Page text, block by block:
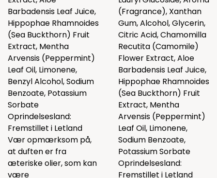
Barbadensis Leaf Juice,
Hippophae Rhamnoides
(Sea Buckthorn) Fruit
Extract, Mentha
Arvensis (Peppermint)
Leaf Oil, Limonene,
Benzyl Alcohol, Sodium
Benzoate, Potassium
Sorbate
Oprindelsesland:
Fremstillet i Letland
Vær opmærksom på,
at duften er fra
æteriske olier, som kan
være
(Fragrance), Xanthan
Gum, Alcohol, Glycerin,
Citric Acid, Chamomilla
Recutita (Camomile)
Flower Extract, Aloe
Barbadensis Leaf Juice,
Hippophae Rhamnoides
(Sea Buckthorn) Fruit
Extract, Mentha
Arvensis (Peppermint)
Leaf Oil, Limonene,
Sodium Benzoate,
Potassium Sorbate
Oprindelsesland:
Fremstillet i Letland